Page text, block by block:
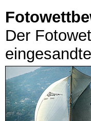
Der